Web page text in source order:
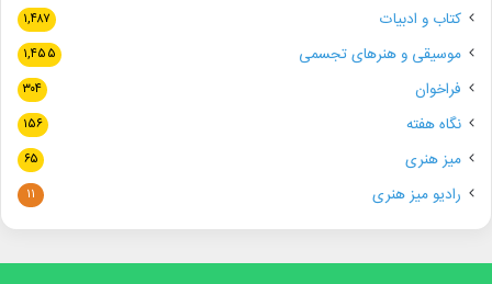
کتاب و ادبیات ۱,۴۸۷
موسیقی و هنرهای تجسمی ۱,۴۵۵
فراخوان ۳۰۴
نگاه هفته ۱۵۶
میز هنری ۶۵
رادیو میز هنری ۱۱